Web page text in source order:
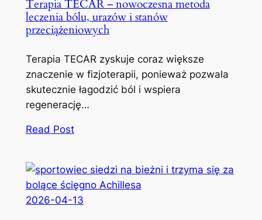
Terapia TECAR – nowoczesna metoda
leczenia bólu, urazów i stanów
przeciążeniowych
Terapia TECAR zyskuje coraz większe
znaczenie w fizjoterapii, ponieważ pozwala
skutecznie łagodzić ból i wspiera
regenerację…
Read Post
2026-04-13